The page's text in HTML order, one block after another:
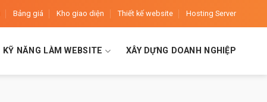
Bảng giá Kho giao diện Thiết kế website Hosting Server
KỸ NĂNG LÀM WEBSITE XÂY DỰNG DOANH NGHIỆP